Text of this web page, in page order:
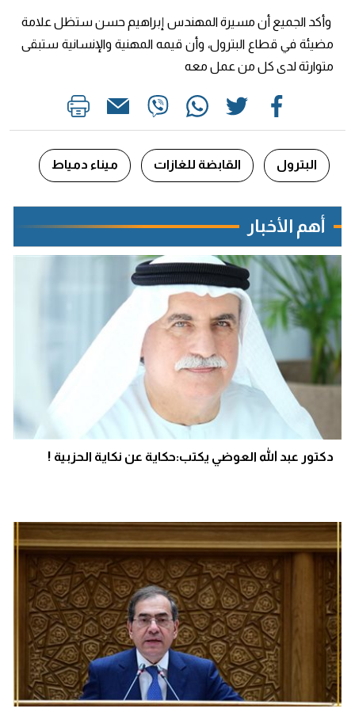
وأكد الجميع أن مسيرة المهندس إبراهيم حسن ستظل علامة
مضيئة في قطاع البترول، وأن قيمه المهنية والإنسانية ستبقى
متوارثة لدى كل من عمل معه
البترول القابضة للغازات ميناء دمياط
أهم الأخبار
دكتور عبد الله العوضي يكتب:حكاية عن نكاية الحزبية !